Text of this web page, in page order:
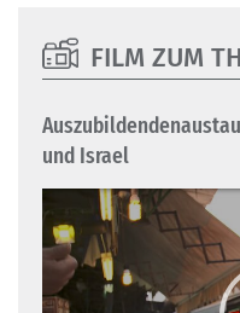
FILM ZUM
und Israel